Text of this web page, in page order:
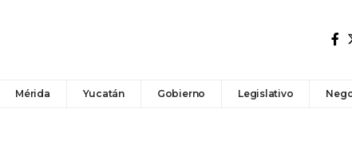
Mérida Yucatán Gobierno Legislativo